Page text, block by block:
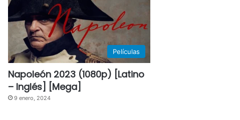
Películas
Napoleón 2023 (1080p) [Latino
– Inglés] [Mega]
9 enero, 2024